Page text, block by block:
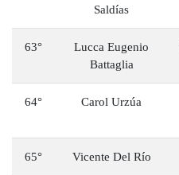
Saldías
63°
Lucca Eugenio
Battaglia
64° Carol Urzúa
65° Vicente Del Río